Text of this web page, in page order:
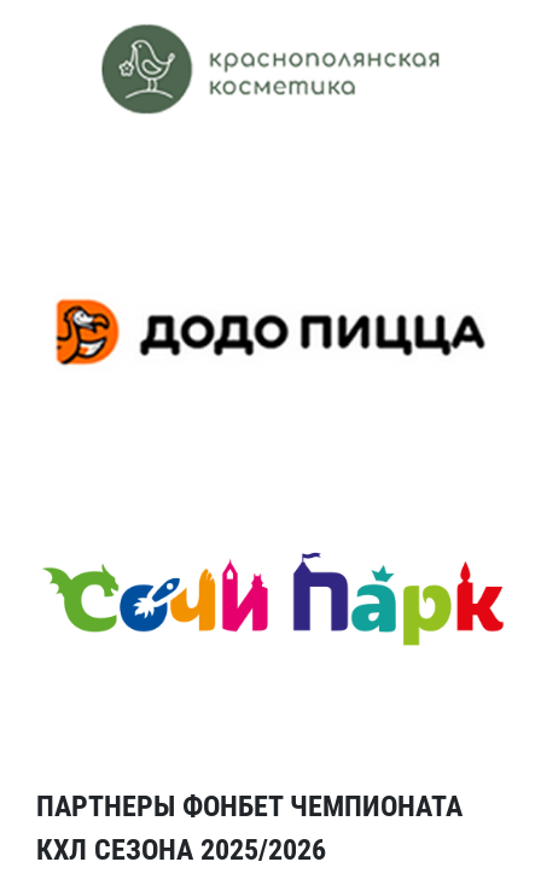
ПАРТНЕРЫ ФОНБЕТ ЧЕМПИОНАТА
КХЛ СЕЗОНА 2025/2026